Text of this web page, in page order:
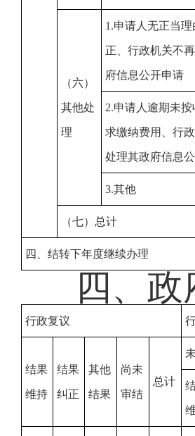
（六）
其他处
理
1.申请人无正当
正、行政机关不
府信息公开申请
2.申请人逾期未
求缴纳费用、行
处理其政府信息
3.其他
（七）总计
四、结转下年度继续办理
四、
行政复议
结果
维持
结果
纠正
其他
结果
尚未
审结
总计